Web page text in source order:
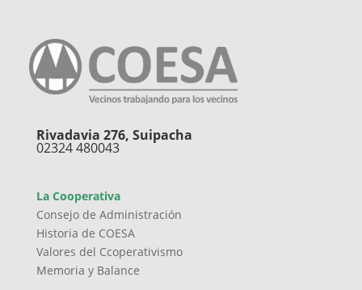
Rivadavia 276, Suipacha
02324 480043
La Cooperativa
Consejo de Administración
Historia de COESA
Valores del Ccoperativismo
Memoria y Balance